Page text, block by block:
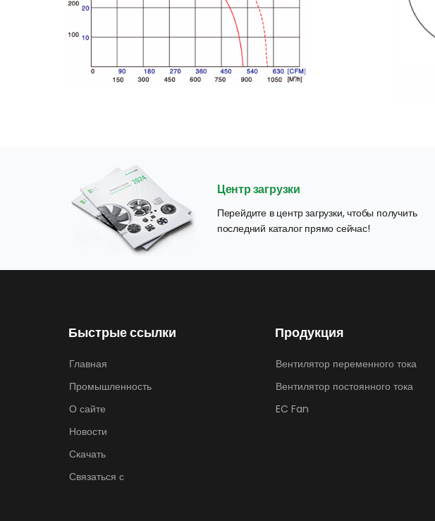
Центр загрузки
Перейдите в центр загрузки, чтобы получить
последний каталог прямо сейчас!
Быстрые ссылки
Главная
Промышленность
О сайте
Новости
Скачать
Связаться с
Продукция
Вентилятор переменного тока
Вентилятор постоянного тока
EC Fan